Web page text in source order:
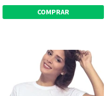
COMPRAR